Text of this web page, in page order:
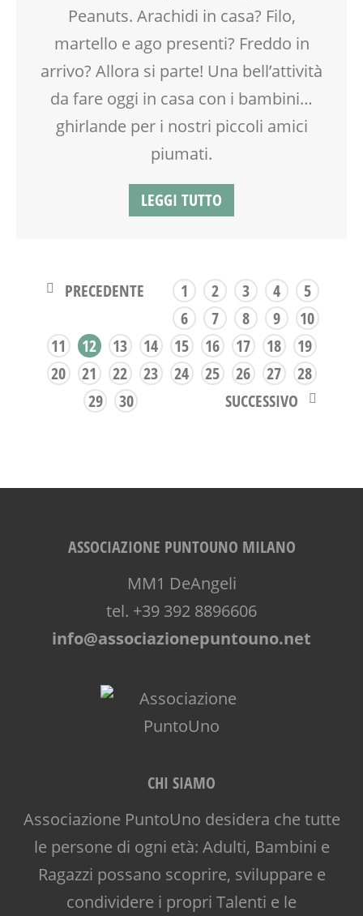
Peanuts. Arachidi in casa? Filo,
martello e ago presenti? Freddo in
arrivo? Allora si parte! Una bell’attività
da fare oggi in casa con i bambini…
ghirlande per i nostri piccoli amici
piumati.
LEGGI TUTTO
PRECEDENTE 1 2 3 4
5
6
7 8 9
10
11
12 13 14 15 16 17 18
19
20
21 22 23 24 25 26 27
28
29
30 SUCCESSIVO
ASSOCIAZIONE PUNTOUNO MILANO
MM1 DeAngeli
tel. +39 392 8896606
info@associazionepuntouno.net
CHI SIAMO
Associazione PuntoUno desidera che tutte
le persone di ogni età: Adulti, Bambini e
Ragazzi possano scoprire, sviluppare e
condividere i propri Talenti e le